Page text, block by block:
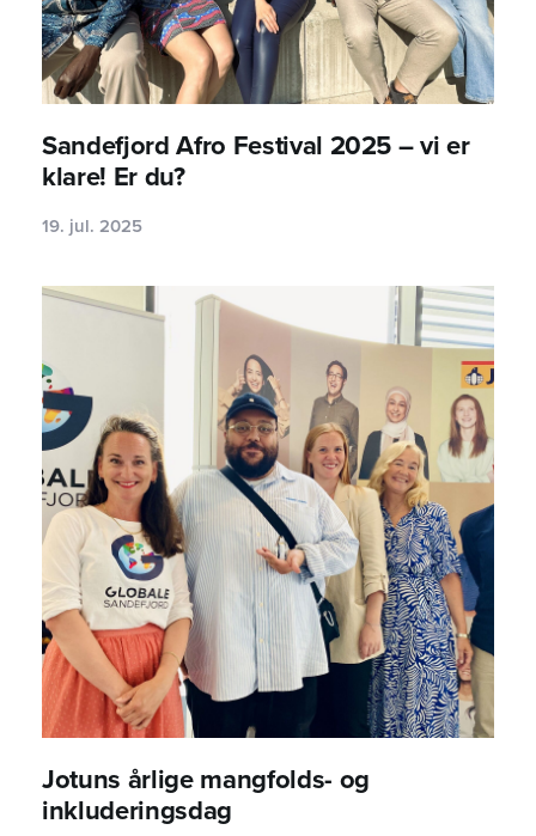
Sandefjord Afro Festival 2025 – vi er
klare! Er du?
19. jul. 2025
Jotuns årlige mangfolds- og
inkluderingsdag